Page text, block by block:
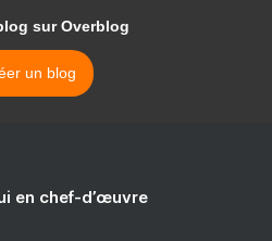
sur Overblog
un blog
en chef-d’œuvre